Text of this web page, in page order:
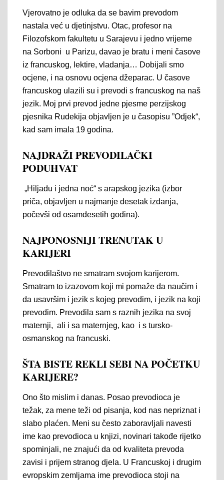
Vjerovatno je odluka da se bavim prevodom
nastala već u djetinjstvu. Otac, profesor na
Filozofskom fakultetu u Sarajevu i jedno vrijeme
na Sorboni u Parizu, davao je bratu i meni časove
iz francuskog, lektire, vladanja… Dobijali smo
ocjene, i na osnovu ocjena džeparac. U časove
francuskog ulazili su i prevodi s francuskog na naš
jezik. Moj prvi prevod jedne pjesme perzijskog
pjesnika Rudekija objavljen je u časopisu ”Odjek“,
kad sam imala 19 godina.
NAJDRAŽI PREVODILAČKI
PODUHVAT
„Hiljadu i jedna noć“ s arapskog jezika (izbor
priča, objavljen u najmanje desetak izdanja,
počevši od osamdesetih godina).
NAJPONOSNIJI TRENUTAK U
KARIJERI
Prevodilaštvo ne smatram svojom karijerom.
Smatram to izazovom koji mi pomaže da naučim i
da usavršim i jezik s kojeg prevodim, i jezik na koji
prevodim. Prevodila sam s raznih jezika na svoj
maternji, ali i sa maternjeg, kao i s tursko-
osmanskog na francuski.
ŠTA BISTE REKLI SEBI NA POČETKU
KARIJERE?
Ono što mislim i danas. Posao prevodioca je
težak, za mene teži od pisanja, kod nas nepriznat i
slabo plaćen. Meni su često zaboravljali navesti
ime kao prevodioca u knjizi, novinari takođe rijetko
spominjali, ne znajući da od kvaliteta prevoda
zavisi i prijem stranog djela. U Francuskoj i drugim
evropskim zemljama ime prevodioca stoji na